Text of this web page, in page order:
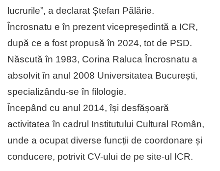
lucrurile”, a declarat Ștefan Pălărie.
Încrosnatu e în prezent vicepreședintă a ICR,
după ce a fost propusă în 2024, tot de PSD.
Născută în 1983, Corina Raluca Încrosnatu a
absolvit în anul 2008 Universitatea București,
specializându-se în filologie.
Începând cu anul 2014, își desfășoară
activitatea în cadrul Institutului Cultural Român,
unde a ocupat diverse funcții de coordonare și
conducere, potrivit CV-ului de pe site-ul ICR.